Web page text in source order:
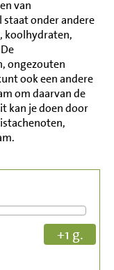
van
staat onder andere
koolhydraten,
ongezouten
ook een andere
om daarvan de
kan je doen door
+1 g.